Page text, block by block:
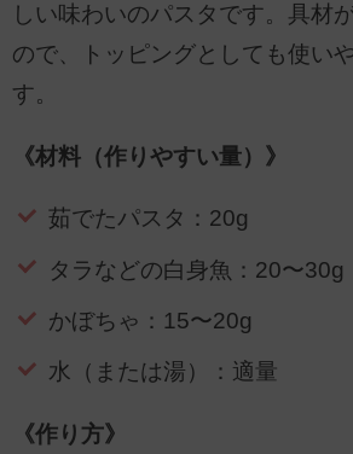
しい味わいのパスタです。具材
ので、トッピングとしても使い
す。
《材料（作りやすい量）》
茹でたパスタ：20g
タラなどの白身魚：20〜30g
かぼちゃ：15〜20g
水（または湯）：適量
《作り方》